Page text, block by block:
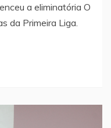
a eliminatória O
da Primeira Liga.